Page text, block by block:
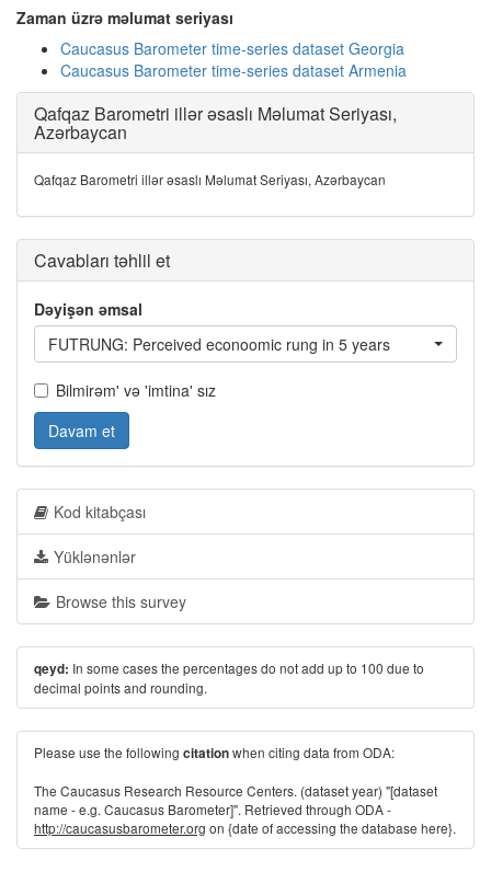
Zaman üzrə məlumat seriyası
Caucasus Barometer time-series dataset Georgia
Caucasus Barometer time-series dataset Armenia
Qafqaz Barometri illər əsaslı Məlumat Seriyası,
Azərbaycan
Qafqaz Barometri illər əsaslı Məlumat Seriyası, Azərbaycan
Cavabları təhlil et
Dəyişən əmsal
FUTRUNG: Perceived econoomic rung in 5 years
Bilmirəm' və 'imtina' sız
Davam et
Kod kitabçası
Yüklənənlər
Browse this survey
qeyd: In some cases the percentages do not add up to 100 due to
decimal points and rounding.
Please use the following citationwhen citing data from ODA:
The Caucasus Research Resource Centers. (dataset year) "[dataset
name - e.g. Caucasus Barometer]". Retrieved through ODA -
http://caucasusbarometer.org on {date of accessing the database here}.